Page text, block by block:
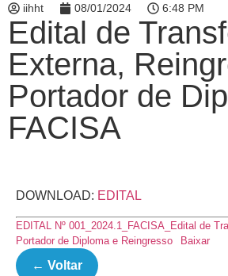
iihht 08/01/2024 6:48 PM
Edital de
Externa,
Portador de
FACISA
DOWNLOAD: EDITAL
EDITAL Nº 001_2024.1_FACISA_Edital de
Portador de Diploma e Reingresso
Baixar
← Voltar